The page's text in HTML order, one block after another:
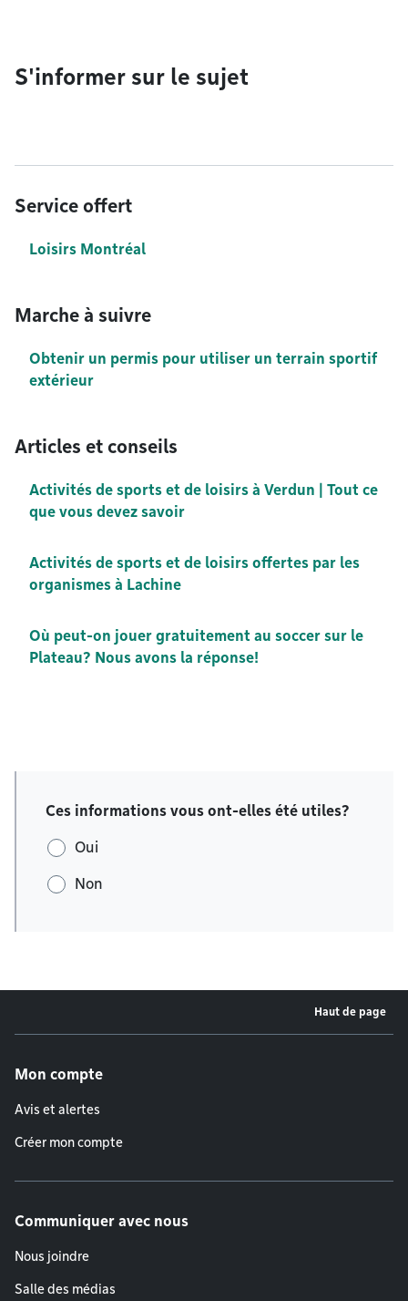
S'informer sur le sujet
Service offert
Loisirs Montréal
Marche à suivre
Obtenir un permis pour utiliser un terrain sportif
extérieur
Articles et conseils
Activités de sports et de loisirs à Verdun | Tout ce
que vous devez savoir
Activités de sports et de loisirs offertes par les
organismes à Lachine
Où peut-on jouer gratuitement au soccer sur le
Plateau? Nous avons la réponse!
Ces informations vous ont-elles été utiles?
Oui
Non
Haut de page
Mon compte
Avis et alertes
Créer mon compte
Communiquer avec nous
Nous joindre
Salle des médias